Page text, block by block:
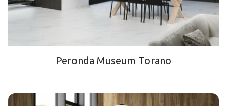
Peronda Museum Torano